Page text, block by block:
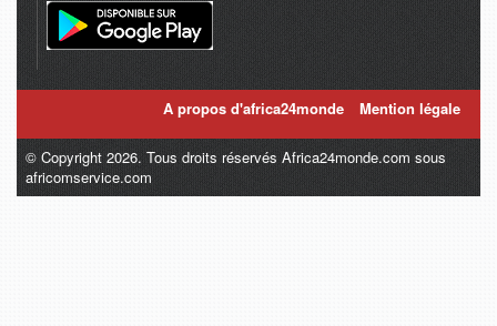
A propos d'africa24monde Mention légale
© Copyright 2026. Tous droits réservés Africa24monde.com sous
africomservice.com